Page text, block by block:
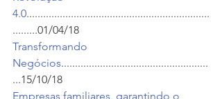
4.0..................................................................
.........01/04/18
Transformando
Negócios.....................................................
...15/10/18
Empresas familiares, garantindo o